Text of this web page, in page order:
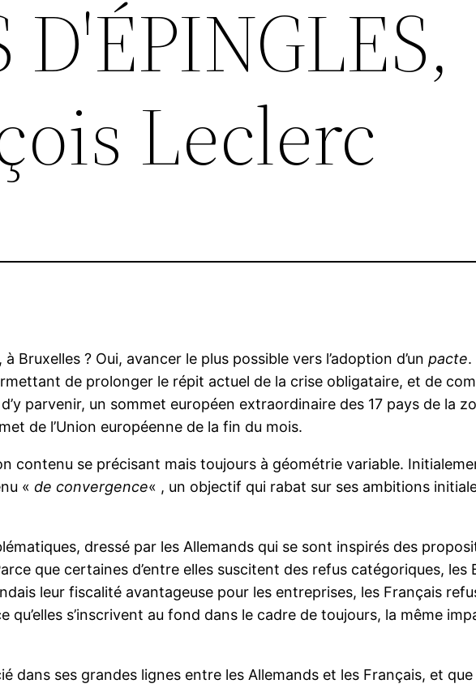
Leclerc
Bruxelles ? Oui, avancer le plus possible vers l’adoption d’unpacte.
de prolonger le répit actuel de la crise obligataire, et de
parvenir, un sommet européen extraordinaire des 17 pays de la
de l’Union européenne de la fin du mois.
contenu se précisant mais toujours à géométrie variable.
«de convergence« , un objectif qui rabat sur ses ambitions
dressé par les Allemands qui se sont inspirés des
que certaines d’entre elles suscitent des refus catégoriques, les
leur fiscalité avantageuse pour les entreprises, les Français
qu’elles s’inscrivent au fond dans le cadre de toujours, la même
dans ses grandes lignes entre les Allemands et les Français, et